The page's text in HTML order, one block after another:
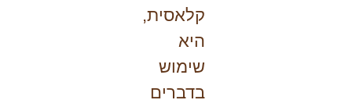
קלאסית,
היא
שימוש
בדברים